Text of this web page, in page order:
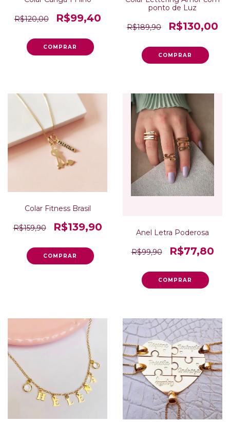
R$120,00 R$99,40
ponto de Luz
R$189,90 R$130,00
Colar Fitness Brasil
R$159,90 R$139,90 Anel Letra Poderosa
R$99,90 R$77,80